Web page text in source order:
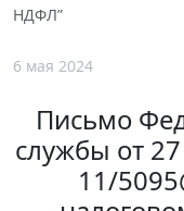
НДФЛ”
6 мая 2024
Письмо
службы от
11/